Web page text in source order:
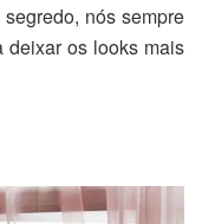
nós sempre
deixar os looks mais